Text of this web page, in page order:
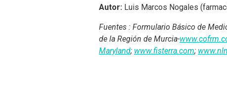
Autor: Luis Marcos Nogales
Fuentes : Formulario Básico de
de la Región de Murcia-
Maryland; www.fisterra.com;